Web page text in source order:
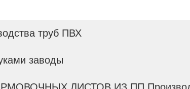
труб ПВХ
заводы